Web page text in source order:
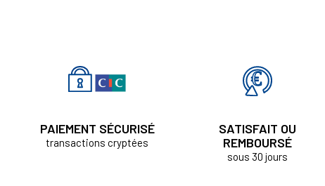
PAIEMENT SÉCURISÉ
transactions cryptées
SATISFAIT OU
REMBOURSÉ
sous 30 jours